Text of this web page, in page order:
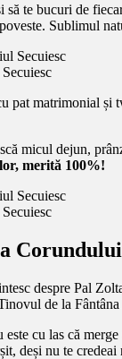
te bucuri de
Sublimul
matrimonial
micul dejun,
merită 100%!
Corundului
despre Pal
de la
cu las că
deși nu te